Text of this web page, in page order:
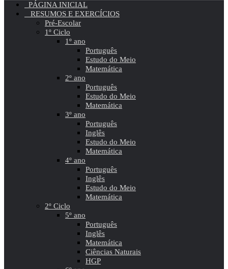
PÁGINA INICIAL
RESUMOS E EXERCÍCIOS
Pré-Escolar
1º Ciclo
1º ano
Português
Estudo do Meio
Matemática
2º ano
Português
Estudo do Meio
Matemática
3º ano
Português
Inglês
Estudo do Meio
Matemática
4º ano
Português
Inglês
Estudo do Meio
Matemática
2º Ciclo
5º ano
Português
Inglês
Matemática
Ciências Naturais
HGP